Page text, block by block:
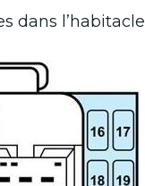
dans l’habitacle